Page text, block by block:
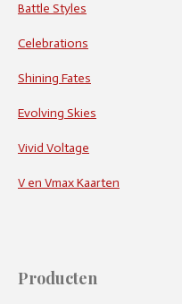
Battle Styles
Celebrations
Shining Fates
Evolving Skies
Vivid Voltage
V en Vmax Kaarten
Producten